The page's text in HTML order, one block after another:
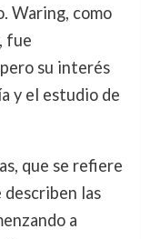
Waring, como
fue
su interés
y el estudio de
que se refiere
describen las
a